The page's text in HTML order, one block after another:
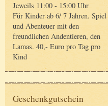
Jeweils 11:00 - 15:00 Uhr
Für Kinder ab 6/ 7 Jahren. Spiel
und Abenteuer mit den
freundlichen Andentieren, den
Lamas. 40,- Euro pro Tag pro
Kind
Geschenkgutschein